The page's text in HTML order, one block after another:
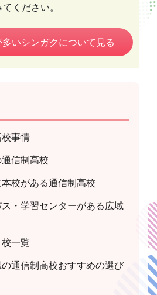
ください。
いシンガクについて見る
事情
通信制高校
本校がある通信制高校
・学習センターがある広域
一覧
の通信制高校おすすめの選び